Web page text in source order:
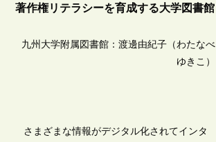
著作権リテラシーを育成する大学図書館
九州大学附属図書館：渡邊由紀子（わたなべ
ゆきこ）
さまざまな情報がデジタル化されてインタ